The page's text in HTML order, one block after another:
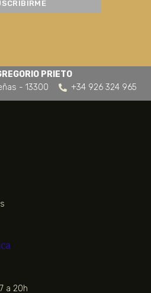
PRIETO
- 13300
+34 926 324 965
a 20h